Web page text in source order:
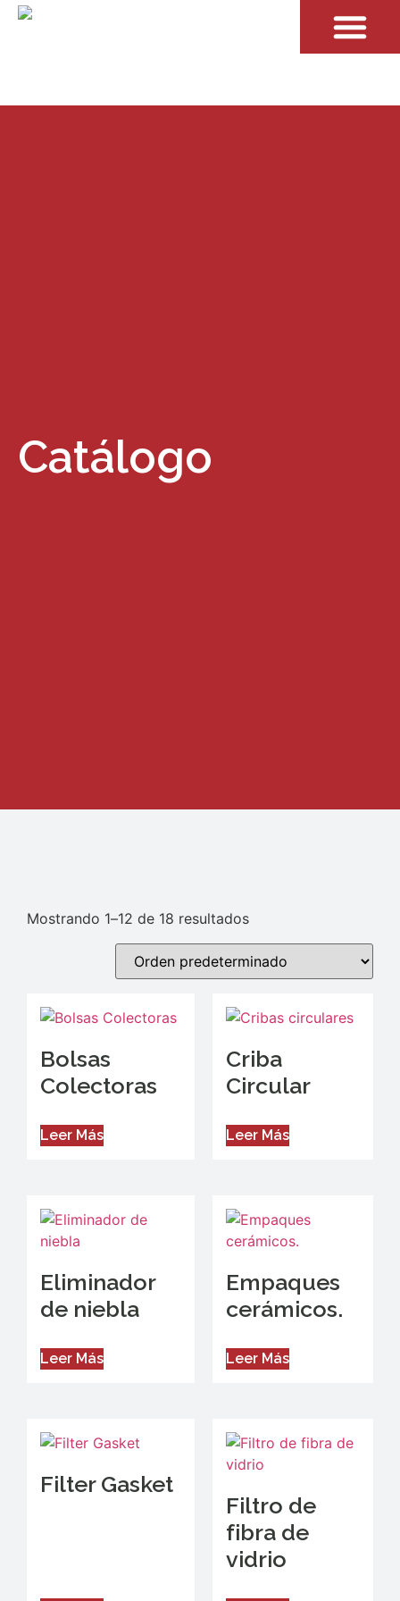
Catálogo
Mostrando 1–12 de 18 resultados
Bolsas
Colectoras
Leer Más
Criba
Circular
Leer Más
Eliminador
de niebla
Leer Más
Empaques
cerámicos.
Leer Más
Filter Gasket
Filtro de
fibra de
vidrio